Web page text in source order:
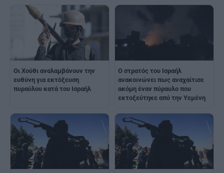
Οι Χούθι αναλαμβάνουν την
ευθύνη για εκτόξευση
πυραύλου κατά του Ισραήλ
Ο στρατός του Ισραήλ
ανακοινώνει πως αναχαίτισε
ακόμη έναν πύραυλο που
εκτοξεύτηκε από την Υεμένη